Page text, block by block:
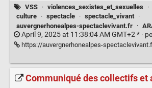
VSS · violences_sexistes_et_sexuelles ·
culture
· spectacle · spectacle_vivant ·
auvergnerhonealpes-spectaclevivant.fr
·
April 9, 2025 at 11:38:04 AM GMT+2 * ·
https://auvergnerhonealpes-spectaclevivant.fr/ressources/les-violences-et-
Communiqué des collectifs et